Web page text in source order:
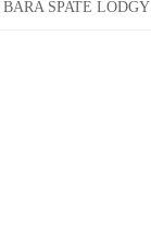
BARA SPATE LODGY